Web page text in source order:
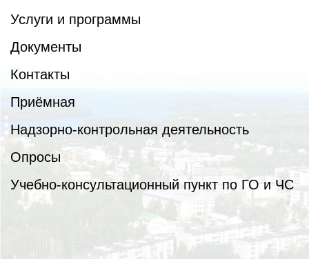
Услуги и программы
Документы
Контакты
Приёмная
Надзорно-контрольная деятельность
Опросы
Учебно-консультационный пункт по ГО и ЧС